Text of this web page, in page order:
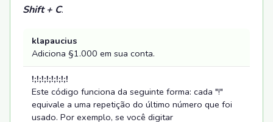
Shift + C.
klapaucius
Adiciona §1.000 em sua conta.
!;!;!;!;!;!;!;!
Este código funciona da seguinte forma: cada "!"
equivale a uma repetição do último número que foi
usado. Por exemplo, se você digitar